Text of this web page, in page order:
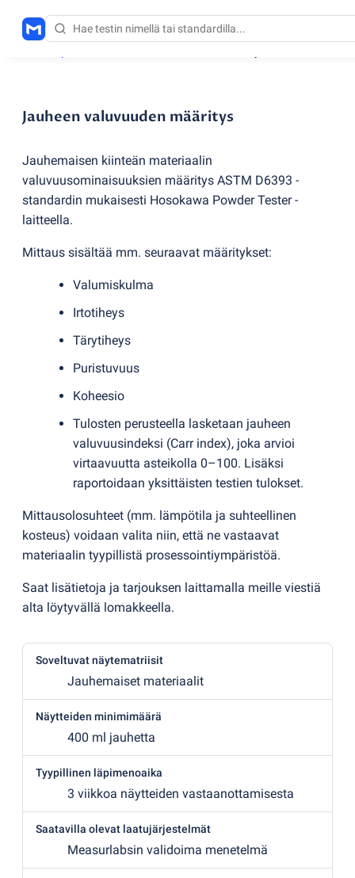
Jauheen valuvuuden määritys
Jauhemaisen kiinteän materiaalin
valuvuusominaisuuksien määritys ASTM D6393 -
standardin mukaisesti Hosokawa Powder Tester -
laitteella.
Mittaus sisältää mm. seuraavat määritykset:
Valumiskulma
Irtotiheys
Tärytiheys
Puristuvuus
Koheesio
Tulosten perusteella lasketaan jauheen
valuvuusindeksi (Carr index), joka arvioi
virtaavuutta asteikolla 0–100. Lisäksi
raportoidaan yksittäisten testien tulokset.
Mittausolosuhteet (mm. lämpötila ja suhteellinen
kosteus) voidaan valita niin, että ne vastaavat
materiaalin tyypillistä prosessointiympäristöä.
Saat lisätietoja ja tarjouksen laittamalla meille viestiä
alta löytyvällä lomakkeella.
Soveltuvat näytematriisit
Jauhemaiset materiaalit
Näytteiden minimimäärä
400 ml jauhetta
Tyypillinen läpimenoaika
3 viikkoa näytteiden vastaanottamisesta
Saatavilla olevat laatujärjestelmät
Measurlabsin validoima menetelmä